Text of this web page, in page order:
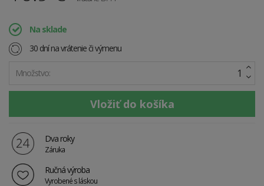
Na sklade
30 dní na vrátenie či výmenu
Množstvo:
Dva roky
Záruka
Ručná výroba
Vyrobené s láskou